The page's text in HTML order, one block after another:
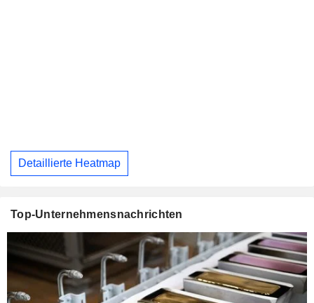
Detaillierte Heatmap
Top-Unternehmensnachrichten